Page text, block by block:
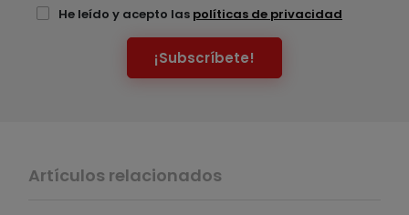
He leído y acepto las políticas de privacidad
¡Subscríbete!
Artículos relacionados